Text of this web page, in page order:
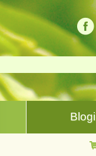
Blogi